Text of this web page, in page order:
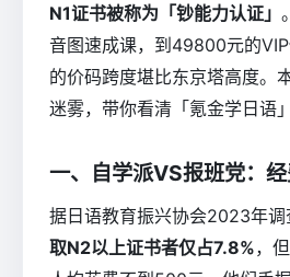
N1证书被称为「钞能力认证」
音图速成课，到49800元的
的价码跨度堪比东京塔高度。
迷雾，带你看清「氪金学日语
一、自学派VS报班党：
据日语教育振兴协会2023年调
取N2以上证书者仅占7.8%，